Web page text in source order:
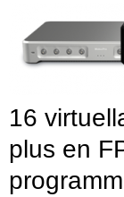
16
plus en